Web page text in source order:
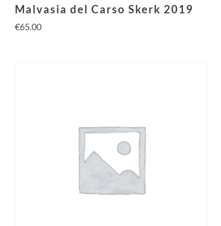
Malvasia del Carso Skerk 2019
€65.00